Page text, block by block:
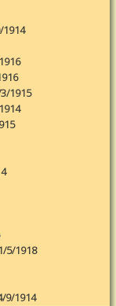
1914
1915
5/1918
9/1914